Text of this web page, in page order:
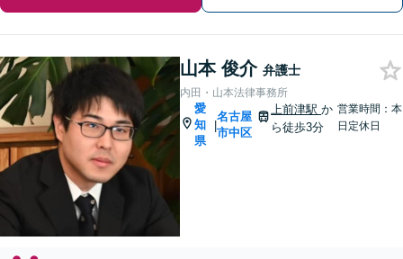
山本 俊介 弁護士
内田・山本法律事務所
愛
知
県
|
名古屋
市中区
上前津駅か
ら徒歩3分
営業時間：本
日定休日